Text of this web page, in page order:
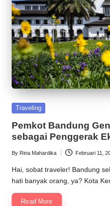
Posted
Traveling
Pemkot Bandung
sebagai Penggerak
Posted
by
By Rina Mahardika Februari 11,
Hai, sobat traveler! Bandung
hati banyak orang, ya? Kota
Read More